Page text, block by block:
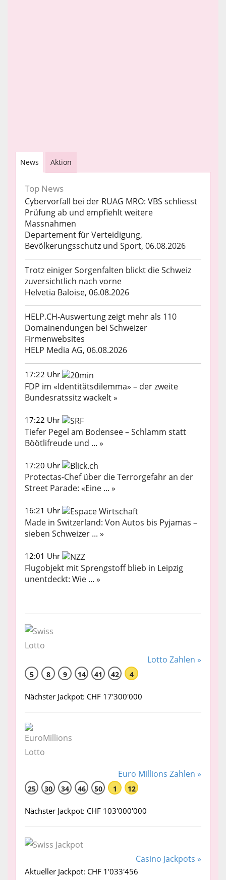
News Aktion
Top News
Cybervorfall bei der RUAG MRO: VBS schliesst
Prüfung ab und empfiehlt weitere
Massnahmen
Departement für Verteidigung,
Bevölkerungsschutz und Sport, 06.08.2026
Trotz einiger Sorgenfalten blickt die Schweiz
zuversichtlich nach vorne
Helvetia Baloise, 06.08.2026
HELP.CH-Auswertung zeigt mehr als 110
Domainendungen bei Schweizer
Firmenwebsites
HELP Media AG, 06.08.2026
17:22 Uhr
FDP im «Identitätsdilemma» – der zweite
Bundesratssitz wackelt »
17:22 Uhr
Tiefer Pegel am Bodensee – Schlamm statt
Böötlifreude und ... »
17:20 Uhr
Protectas-Chef über die Terrorgefahr an der
Street Parade: «Eine ... »
16:21 Uhr
Made in Switzerland: Von Autos bis Pyjamas –
sieben Schweizer ... »
12:01 Uhr
Flugobjekt mit Sprengstoff blieb in Leipzig
unentdeckt: Wie ... »
Lotto Zahlen »
5 8 9 14 41 42 4
Nächster Jackpot: CHF 17'300'000
Euro Millions Zahlen »
25 30 34 46 50 1 12
Nächster Jackpot: CHF 103'000'000
Casino Jackpots »
Aktueller Jackpot: CHF 1'033'456